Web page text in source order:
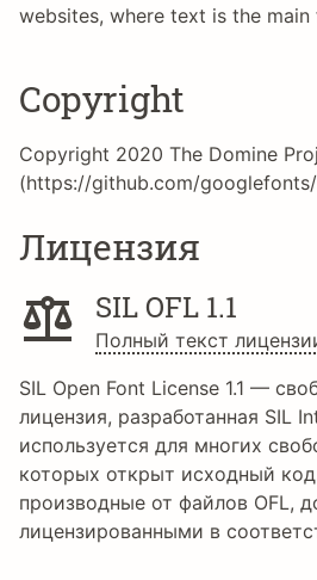
websites, where text is the main
Copyright
Copyright 2020 The Domine
(https://github.com/
Лицензия
SIL OFL 1.1
Полный текст
SIL Open Font License 1.1 —
лицензия, разработанная SIL
используется для многих
которых открыт исходный
производные от файлов OFL,
лицензированными в